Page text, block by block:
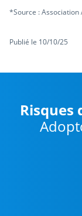
*Source : Association
Publié le 10/10/25
Risques